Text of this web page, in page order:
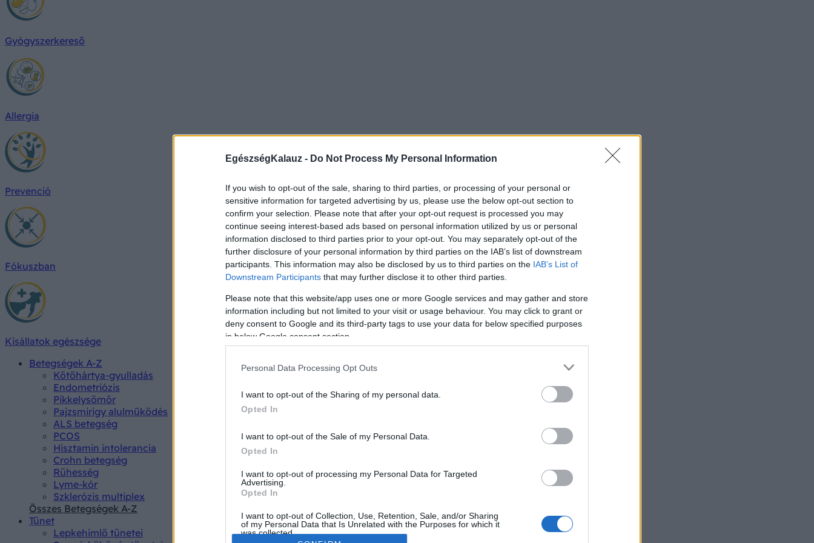
EgészségKalauz - Do Not Process My Personal Information
If you wish to opt-out of the sale, sharing to third parties, or processing of your personal or
sensitive information for targeted advertising by us, please use the below opt-out section to
confirm your selection. Please note that after your opt-out request is processed you may
continue seeing interest-based ads based on personal information utilized by us or personal
information disclosed to third parties prior to your opt-out. You may separately opt-out of the
further disclosure of your personal information by third parties on the IAB’s list of downstream
participants. This information may also be disclosed by us to third parties on the IAB’s List of
Downstream Participants that may further disclose it to other third parties.
Please note that this website/app uses one or more Google services and may gather and store
information including but not limited to your visit or usage behaviour. You may click to grant or
deny consent to Google and its third-party tags to use your data for below specified purposes
in below Google consent section.
Personal Data Processing Opt Outs
I want to opt-out of the Sharing of my personal data.
Opted In
I want to opt-out of the Sale of my Personal Data.
Opted In
I want to opt-out of processing my Personal Data for Targeted
Advertising.
Opted In
I want to opt-out of Collection, Use, Retention, Sale, and/or Sharing
of my Personal Data that Is Unrelated with the Purposes for which it
was collected.
Gyógyszerkereső
Allergia
Prevenció
Fókuszban
Kisállatok egészsége
Betegségek A-Z
Kötőhártya-gyulladás
Endometriózis
Pikkelysömör
Pajzsmirigy alulműködés
ALS betegség
PCOS
Hisztamin intolerancia
Crohn betegség
Rühesség
Lyme-kór
Szklerózis multiplex
Összes Betegségek A-Z
Tünet
Lepkehimlő tünetei